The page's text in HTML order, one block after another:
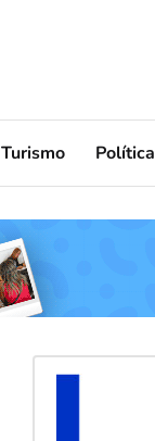
Turismo Política